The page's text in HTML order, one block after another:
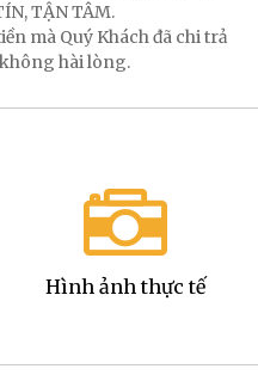
TẬN TÂM.
mà Quý Khách đã chi trả
hài lòng.
Hình ảnh thực tế